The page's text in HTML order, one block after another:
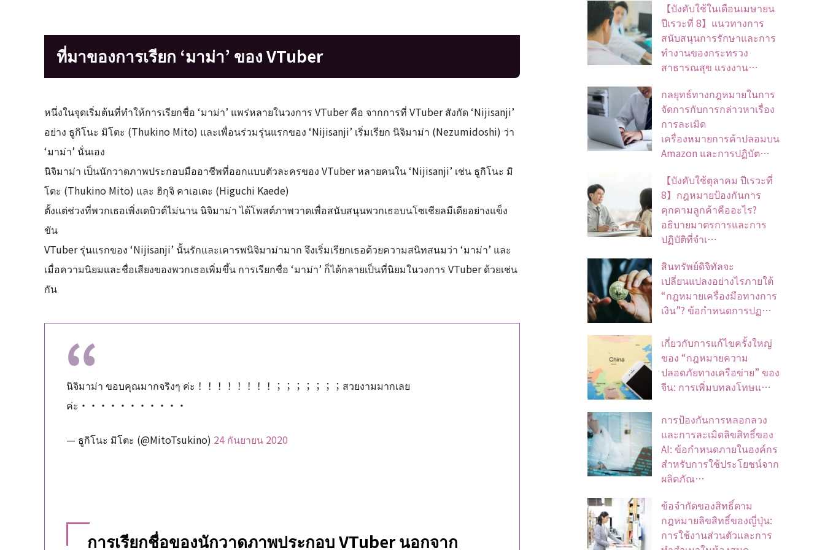
ที่มาของการเรียก ‘มาม่า’ ของ VTuber
หนึ่งในจุดเริ่มต้นที่ทำให้การเรียกชื่อ ‘มาม่า’ แพร่หลายในวงการ VTuber คือ จากการที่ VTuber สังกัด ‘Nijisanji’
อย่าง ธูกิโนะ มิโตะ (Thukino Mito) และเพื่อนร่วมรุ่นแรกของ ‘Nijisanji’ เริ่มเรียก นิจิมาม่า (Nezumidoshi) ว่า
‘มาม่า’ นั่นเอง
นิจิมาม่า เป็นนักวาดภาพประกอบมืออาชีพที่ออกแบบตัวละครของ VTuber หลายคนใน ‘Nijisanji’ เช่น ธูกิโนะ มิ
โตะ (Thukino Mito) และ ฮิกุจิ คาเอเดะ (Higuchi Kaede)
ตั้งแต่ช่วงที่พวกเธอเพิ่งเดบิวต์ไม่นาน นิจิมาม่า ได้โพสต์ภาพวาดเพื่อสนับสนุนพวกเธอบนโซเชียลมีเดียอย่างแข็ง
ขัน
VTuber รุ่นแรกของ ‘Nijisanji’ นั้นรักและเคารพนิจิมาม่ามาก จึงเริ่มเรียกเธอด้วยความสนิทสนมว่า ‘มาม่า’ และ
เมื่อความนิยมและชื่อเสียงของพวกเธอเพิ่มขึ้น การเรียกชื่อ ‘มาม่า’ ก็ได้กลายเป็นที่นิยมในวงการ VTuber ด้วยเช่น
กัน
นิจิมาม่า ขอบคุณมากจริงๆ ค่ะ！！！！！！！！；；；；；；；สวยงามมากเลย
ค่ะ・・・・・・・・・・・
— ธูกิโนะ มิโตะ (@MitoTsukino) 24 กันยายน 2020
การเรียกชื่อของนักวาดภาพประกอบ VTuber นอกจาก
【บังคับใช้ในเดือนเมษายน
ปีเรวะที่ 8】แนวทางการ
สนับสนุนการรักษาและการ
ทำงานของกระทรวง
สาธารณสุข แรงงาน…
กลยุทธ์ทางกฎหมายในการ
จัดการกับการกล่าวหาเรื่อง
การละเมิด
เครื่องหมายการค้าปลอมบน
Amazon และการปฏิบัต…
【บังคับใช้ตุลาคม ปีเรวะที่
8】กฎหมายป้องกันการ
คุกคามลูกค้าคืออะไร?
อธิบายมาตรการและการ
ปฏิบัติที่จำเ…
สินทรัพย์ดิจิทัลจะ
เปลี่ยนแปลงอย่างไรภายใต้
“กฎหมายเครื่องมือทางการ
เงิน”? ข้อกำหนดการปฏ…
เกี่ยวกับการแก้ไขครั้งใหญ่
ของ “กฎหมายความ
ปลอดภัยทางเครือข่าย” ของ
จีน: การเพิ่มบทลงโทษแ…
การป้องกันการหลอกลวง
และการละเมิดลิขสิทธิ์ของ
AI: ข้อกำหนดภายในองค์กร
สำหรับการใช้ประโยชน์จาก
ผลิตภัณ…
ข้อจํากัดของสิทธิ์ตาม
กฎหมายลิขสิทธิ์ของญี่ปุ่น:
การใช้งานส่วนตัวและการ